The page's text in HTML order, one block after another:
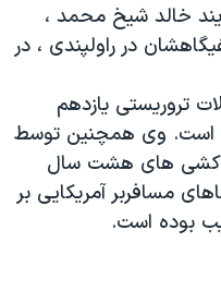
خالد شيخ محمد ،
در راولپندی ، در
تروريستی يازدهم
مورد ظن است. وی همچنين توسط
کشی های هشت سال
مسافربر آمريکايی بر
بوده است.